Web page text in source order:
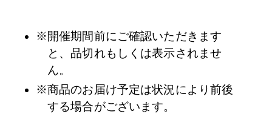
※開催期間前にご確認いただきます
と、品切れもしくは表示されませ
ん。
※商品のお届け予定は状況により前後
する場合がございます。